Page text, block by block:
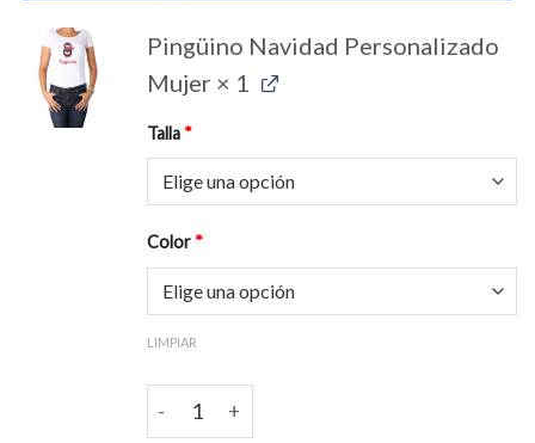
Pingüino Navidad Personalizado
Mujer × 1
Talla *
Color *
LIMPIAR
Pingüino Navidad Personalizado Mujer